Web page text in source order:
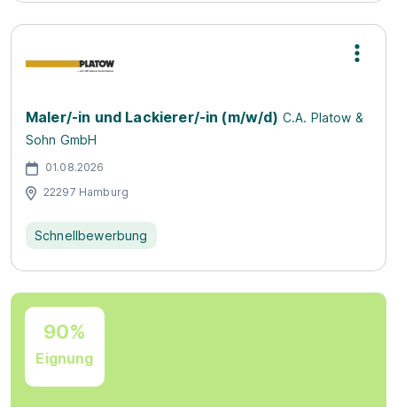
Maler/-in und Lackierer/-in (m/w/d) C.A. Platow &
Sohn GmbH
01.08.2026
22297 Hamburg
Schnellbewerbung
90%
Eignung